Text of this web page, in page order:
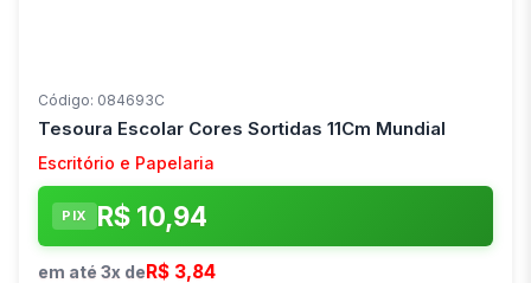
Código: 084693C
Tesoura Escolar Cores Sortidas 11Cm Mundial
Escritório e Papelaria
PIX R$ 10,94
em até 3x deR$ 3,84